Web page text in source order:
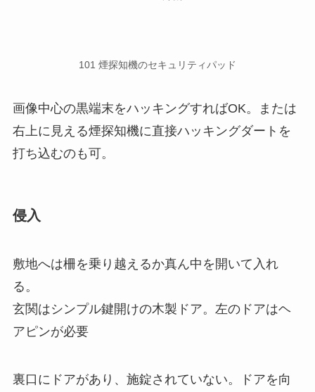
101 煙探知機のセキュリティパッド
画像中心の黒端末をハッキングすればOK。または
右上に見える煙探知機に直接ハッキングダートを
打ち込むのも可。
侵入
敷地へは柵を乗り越えるか真ん中を開いて入れ
る。
玄関はシンプル鍵開けの木製ドア。左のドアはヘ
アピンが必要
裏口にドアがあり、施錠されていない。ドアを向